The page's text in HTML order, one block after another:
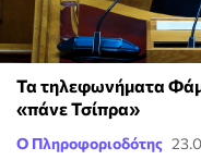
Τα τηλεφωνήματα
«πάνε Τσίπρα»
Ο Πληροφοριοδότης